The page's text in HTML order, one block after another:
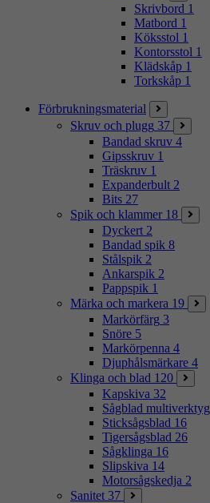
Skrivbord 1
Matbord 1
Köksstol 1
Kontorsstol 1
Klädskåp 1
Torkskåp 1
Förbrukningsmaterial
Skruv och plugg 37
Bandad skruv 4
Gipsskruv 1
Träskruv 1
Expanderbult 2
Bits 27
Spik och klammer 18
Dyckert 2
Bandad spik 8
Stålspik 2
Ankarspik 2
Pappspik 1
Märka och markera 19
Markörfärg 3
Snöre 5
Markörpenna 4
Djuphålsmärkare 4
Klinga och blad 120
Kapskiva 32
Sågblad multiverktyg
Sticksågsblad 16
Tigersågsblad 26
Sågklinga 16
Slipskiva 14
Motorsågskedja 2
Sanitet 37